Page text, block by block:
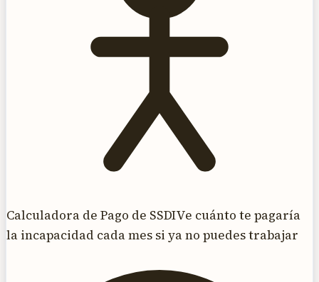
Calculadora de Pago de SSDIVe cuánto te pagaría
la incapacidad cada mes si ya no puedes trabajar